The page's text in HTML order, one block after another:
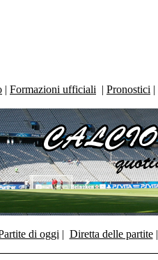
| Formazioni ufficiali | Pronostici |
di oggi | Diretta delle partite|